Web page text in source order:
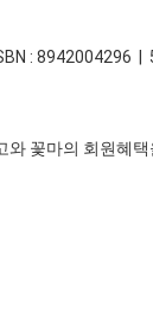
: 8942004296 |
와 꽃마의 회원혜택